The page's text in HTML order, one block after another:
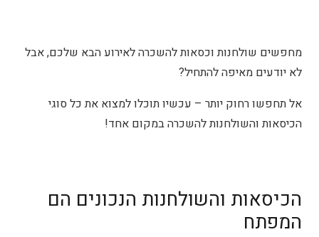
מחפשים שולחנות וכסאות להשכרה לאירוע הבא שלכם, אבל
לא יודעים מאיפה להתחיל?
אל תחפשו רחוק יותר – עכשיו תוכלו למצוא את כל סוגי
הכיסאות והשולחנות להשכרה במקום אחד!
הכיסאות והשולחנות הנכונים הם
המפתח